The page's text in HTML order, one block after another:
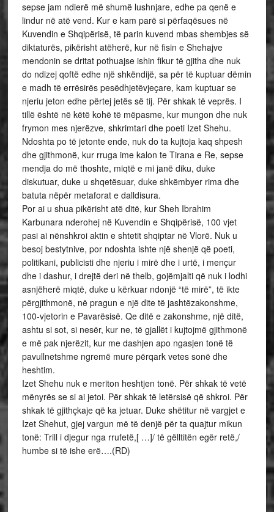
sepse jam ndierë më shumë lushnjare, edhe pa qenë e
lindur në atë vend. Kur e kam parë si përfaqësues në
Kuvendin e Shqipërisë, të parin kuvend mbas shembjes së
diktaturës, pikërisht atëherë, kur në fisin e Shehajve
mendonin se dritat pothuajse ishin fikur të gjitha dhe nuk
do ndizej qoftë edhe një shkëndijë, sa për të kuptuar dëmin
e madh të errësirës pesëdhjetëvjeçare, kam kuptuar se
njeriu jeton edhe përtej jetës së tij. Për shkak të veprës. I
tillë është në këtë kohë të mëpasme, kur mungon dhe nuk
frymon mes njerëzve, shkrimtari dhe poeti Izet Shehu.
Ndoshta po të jetonte ende, nuk do ta kujtoja kaq shpesh
dhe gjithmonë, kur rruga ime kalon te Tirana e Re, sepse
mendja do më thoshte, miqtë e mi janë diku, duke
diskutuar, duke u shqetësuar, duke shkëmbyer rima dhe
batuta nëpër metaforat e dalldisura.
Por ai u shua pikërisht atë ditë, kur Sheh Ibrahim
Karbunara nderohej në Kuvendin e Shqipërisë, 100 vjet
pasi ai nënshkroi aktin e shtetit shqiptar në Vlorë. Nuk u
besoj bestytnive, por ndoshta ishte një shenjë që poeti,
politikani, publicisti dhe njeriu i mirë dhe i urtë, i mençur
dhe i dashur, i drejtë deri në thelb, gojëmjalti që nuk i lodhi
asnjëherë miqtë, duke u kërkuar ndonjë “të mirë”, të ikte
përgjithmonë, në pragun e një dite të jashtëzakonshme,
100-vjetorin e Pavarësisë. Qe ditë e zakonshme, një ditë,
ashtu si sot, si nesër, kur ne, të gjallët i kujtojmë gjithmonë
e më pak njerëzit, kur me dashjen apo ngasjen tonë të
pavullnetshme ngremë mure përqark vetes sonë dhe
heshtim.
Izet Shehu nuk e meriton heshtjen tonë. Për shkak të vetë
mënyrës se si ai jetoi. Për shkak të letërsisë që shkroi. Për
shkak të gjithçkaje që ka jetuar. Duke shëtitur në vargjet e
Izet Shehut, gjej vargun më të denjë për ta quajtur mikun
tonë: Trill i djegur nga rrufetë,[ …]/ të gëlltitën egër retë,/
humbe si të ishe erë….(RD)